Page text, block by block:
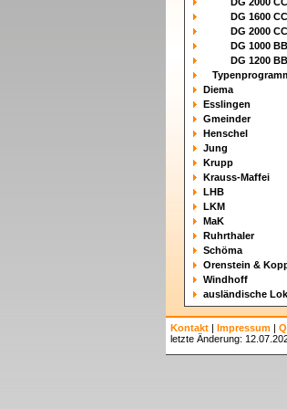
DG 1600
DG 2000
DG 1000
DG 1200
Diema
Esslingen
Gmeinder
Henschel
Jung
Krupp
Krauss-Maffei
LHB
LKM
MaK
Ruhrthaler
Schöma
Orenstein &
Windhoff
ausländische
Kontakt | Impressum |
letzte Änderung: